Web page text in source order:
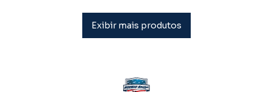
Exibir mais produtos